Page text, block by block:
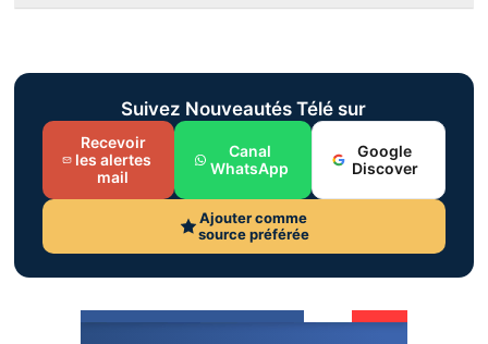
Suivez Nouveautés Télé sur
Recevoir
les alertes
mail
Canal
WhatsApp
Google
Discover
Ajouter comme
source préférée